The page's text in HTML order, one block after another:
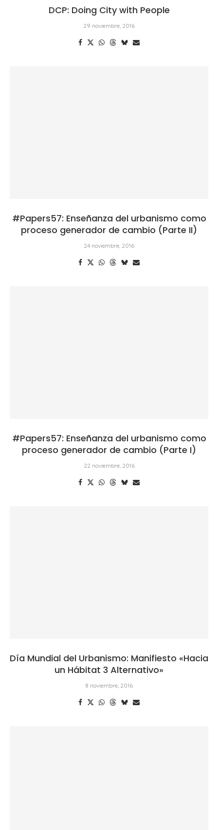
DCP: Doing City with People
29 noviembre, 2016
#Papers57: Enseñanza del urbanismo como
proceso generador de cambio (Parte II)
24 noviembre, 2016
#Papers57: Enseñanza del urbanismo como
proceso generador de cambio (Parte I)
22 noviembre, 2016
Día Mundial del Urbanismo: Manifiesto «Hacia
un Hábitat 3 Alternativo»
8 noviembre, 2016